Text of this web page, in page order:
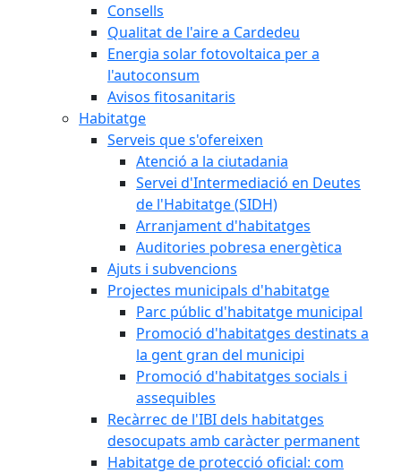
Consells
Qualitat de l'aire a Cardedeu
Energia solar fotovoltaica per a
l'autoconsum
Avisos fitosanitaris
Habitatge
Serveis que s'ofereixen
Atenció a la ciutadania
Servei d'Intermediació en Deutes
de l'Habitatge (SIDH)
Arranjament d'habitatges
Auditories pobresa energètica
Ajuts i subvencions
Projectes municipals d'habitatge
Parc públic d'habitatge municipal
Promoció d'habitatges destinats a
la gent gran del municipi
Promoció d'habitatges socials i
assequibles
Recàrrec de l'IBI dels habitatges
desocupats amb caràcter permanent
Habitatge de protecció oficial: com